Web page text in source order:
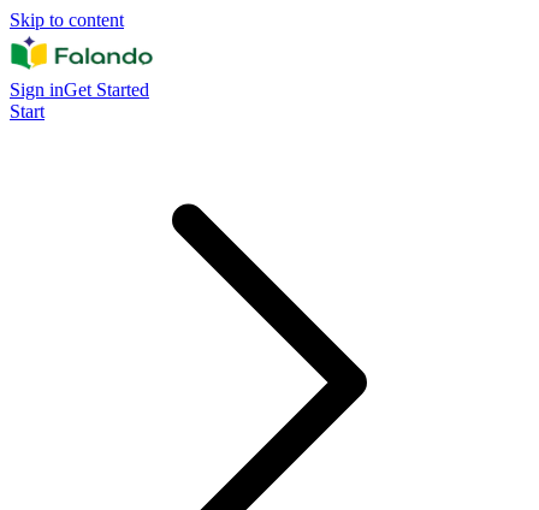
Skip to content
Sign inGet Started
Start